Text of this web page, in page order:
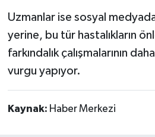
Uzmanlar ise sosyal
yerine, bu tür hastalıkların
farkındalık çalışmalarının
vurgu yapıyor.
Kaynak: Haber Merkezi